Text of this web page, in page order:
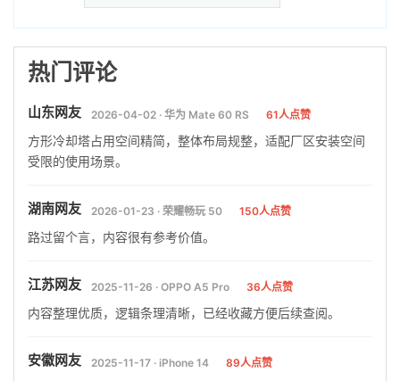
热门评论
山东网友 2026-04-02 · 华为 Mate 60 RS 61人点赞
方形冷却塔占用空间精简，整体布局规整，适配厂区安装空间
受限的使用场景。
湖南网友 2026-01-23 · 荣耀畅玩 50 150人点赞
路过留个言，内容很有参考价值。
江苏网友 2025-11-26 · OPPO A5 Pro 36人点赞
内容整理优质，逻辑条理清晰，已经收藏方便后续查阅。
安徽网友 2025-11-17 · iPhone 14 89人点赞